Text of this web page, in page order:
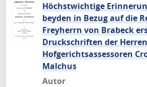
Höchstwichtige
beyden in Bezug auf die
Freyherrn von Brabeck
Druckschriften der Herren
Hofgerichtsassessoren
Malchus
Autor